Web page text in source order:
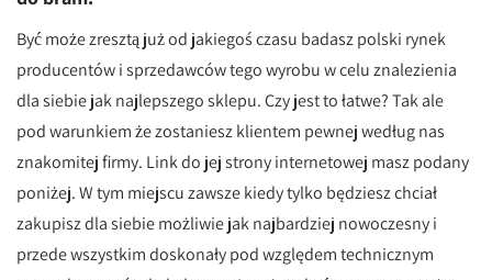
Być może zresztą już od jakiegoś czasu badasz polski rynek
producentów i sprzedawców tego wyrobu w celu znalezienia
dla siebie jak najlepszego sklepu. Czy jest to łatwe? Tak ale
pod warunkiem że zostaniesz klientem pewnej według nas
znakomitej firmy. Link do jej strony internetowej masz podany
poniżej. W tym miejscu zawsze kiedy tylko będziesz chciał
zakupisz dla siebie możliwie jak najbardziej nowoczesny i
przede wszystkim doskonały pod względem technicznym